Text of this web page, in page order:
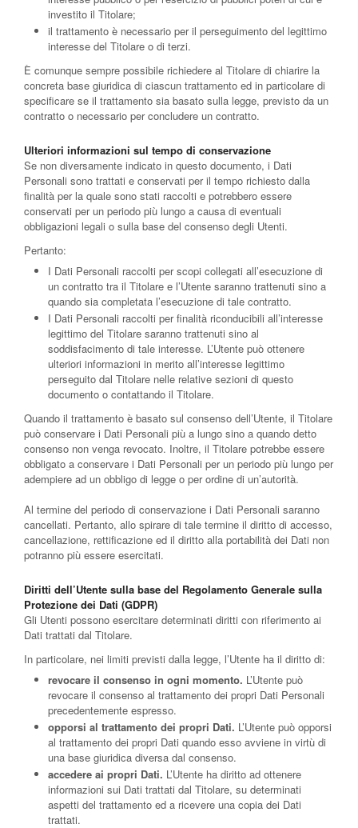
investito il Titolare;
il trattamento è necessario per il perseguimento del legittimo
interesse del Titolare o di terzi.
È comunque sempre possibile richiedere al Titolare di chiarire la
concreta base giuridica di ciascun trattamento ed in particolare di
specificare se il trattamento sia basato sulla legge, previsto da un
contratto o necessario per concludere un contratto.
Ulteriori informazioni sul tempo di conservazione
Se non diversamente indicato in questo documento, i Dati
Personali sono trattati e conservati per il tempo richiesto dalla
finalità per la quale sono stati raccolti e potrebbero essere
conservati per un periodo più lungo a causa di eventuali
obbligazioni legali o sulla base del consenso degli Utenti.
Pertanto:
I Dati Personali raccolti per scopi collegati all’esecuzione di
un contratto tra il Titolare e l’Utente saranno trattenuti sino a
quando sia completata l’esecuzione di tale contratto.
I Dati Personali raccolti per finalità riconducibili all’interesse
legittimo del Titolare saranno trattenuti sino al
soddisfacimento di tale interesse. L’Utente può ottenere
ulteriori informazioni in merito all’interesse legittimo
perseguito dal Titolare nelle relative sezioni di questo
documento o contattando il Titolare.
Quando il trattamento è basato sul consenso dell’Utente, il Titolare
può conservare i Dati Personali più a lungo sino a quando detto
consenso non venga revocato. Inoltre, il Titolare potrebbe essere
obbligato a conservare i Dati Personali per un periodo più lungo per
adempiere ad un obbligo di legge o per ordine di un’autorità.
Al termine del periodo di conservazione i Dati Personali saranno
cancellati. Pertanto, allo spirare di tale termine il diritto di accesso,
cancellazione, rettificazione ed il diritto alla portabilità dei Dati non
potranno più essere esercitati.
Diritti dell’Utente sulla base del Regolamento Generale sulla
Protezione dei Dati (GDPR)
Gli Utenti possono esercitare determinati diritti con riferimento ai
Dati trattati dal Titolare.
In particolare, nei limiti previsti dalla legge, l’Utente ha il diritto di:
revocare il consenso in ogni momento. L’Utente può
revocare il consenso al trattamento dei propri Dati Personali
precedentemente espresso.
opporsi al trattamento dei propri Dati. L’Utente può opporsi
al trattamento dei propri Dati quando esso avviene in virtù di
una base giuridica diversa dal consenso.
accedere ai propri Dati. L’Utente ha diritto ad ottenere
informazioni sui Dati trattati dal Titolare, su determinati
aspetti del trattamento ed a ricevere una copia dei Dati
trattati.